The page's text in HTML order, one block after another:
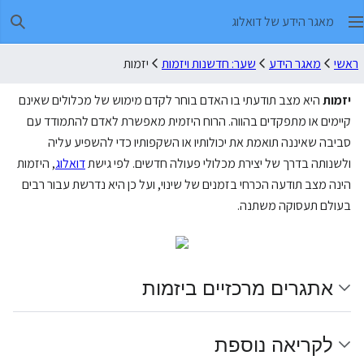
מאגר הידע של דואלוג
ראשי מאגר הידע שער: חדשנות ויזמות יזמות
יזמותהיא מצב תודעתי בו האדם בוחר לקדם מימוש של מכלולים שאינם
קיימים או מתפקדים בהווה. הרוח היזמית מאפשרת לאדם להתמודד עם
סביבה שאיננה תואמת את יכולותיו או השקפותיו כדי להשפיע עליה
ולשנותה בדרך של יצירת מכלולי פעולה חדשים. לפי גישתדואלוג, היזמות
הינה מצב תודעה הכרחי בזמנים של שינוי, ועל כן היא נדרשת עבור רבים
בעולם תעסוקה משתנה.
אתגרים מרכזיים ביזמות
לקריאה נוספת